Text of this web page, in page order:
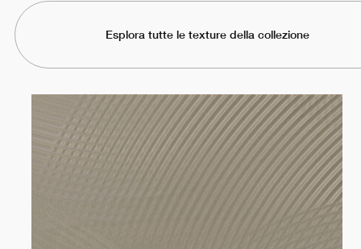
Esplora tutte le texture della collezione